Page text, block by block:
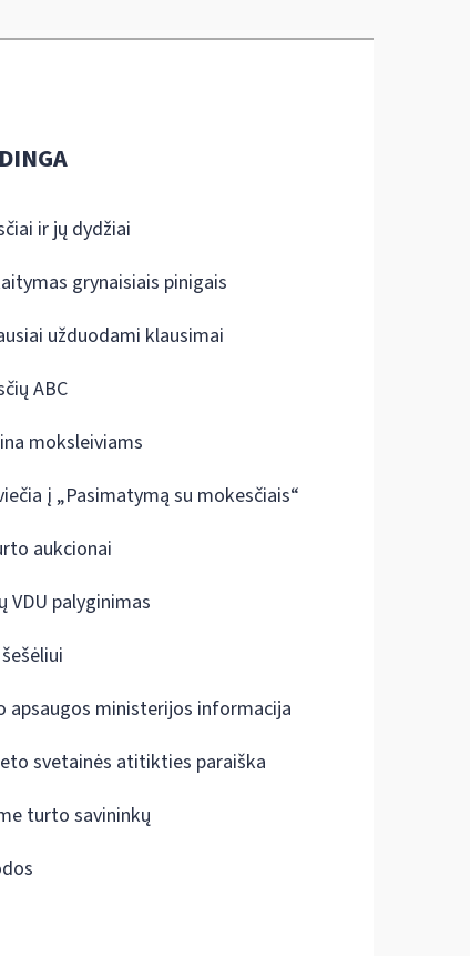
ir jų dydžiai
grynaisiais pinigais
užduodami klausimai
ABC
moksleiviams
į „Pasimatymą su mokesčiais“
aukcionai
VDU palyginimas
apsaugos ministerijos informacija
svetainės atitikties paraiška
turto savininkų